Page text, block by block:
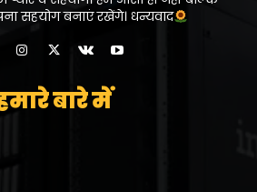
सहयोग बनाएं रखेंगे। धन्यवाद
बारे में